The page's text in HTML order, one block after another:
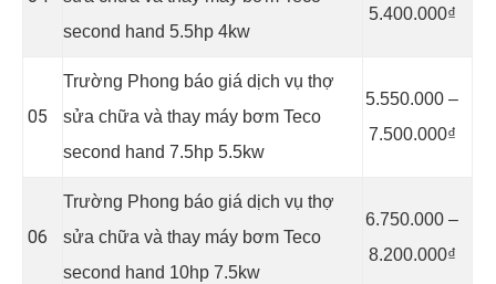
second hand 5.5hp 4kw
5.400.000₫
05
Trường Phong báo giá dịch vụ thợ
sửa chữa và thay máy bơm Teco
second hand 7.5hp 5.5kw
5.550.000 –
7.500.000₫
06
Trường Phong báo giá dịch vụ thợ
sửa chữa và thay máy bơm Teco
second hand 10hp 7.5kw
6.750.000 –
8.200.000₫